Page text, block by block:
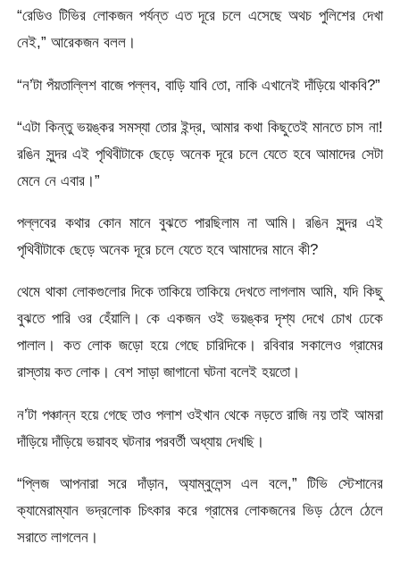
“রেডিও টিভির লোকজন পর্যন্ত এত দূরে চলে এসেছে অথচ পুলিশের দেখা
নেই,” আরেকজন বলল।
“ন’টা পঁয়তাল্লিশ বাজে পল্লব, বাড়ি যাবি তো, নাকি এখানেই দাঁড়িয়ে থাকবি?”
“এটা কিন্তু ভয়ঙ্কর সমস্যা তোর ইন্দ্র, আমার কথা কিছুতেই মানতে চাস না!
রঙিন সুন্দর এই পৃথিবীটাকে ছেড়ে অনেক দূরে চলে যেতে হবে আমাদের সেটা
মেনে নে এবার।”
পল্লবের কথার কোন মানে বুঝতে পারছিলাম না আমি। রঙিন সুন্দর এই
পৃথিবীটাকে ছেড়ে অনেক দূরে চলে যেতে হবে আমাদের মানে কী?
থেমে থাকা লোকগুলোর দিকে তাকিয়ে তাকিয়ে দেখতে লাগলাম আমি, যদি কিছু
বুঝতে পারি ওর হেঁয়ালি। কে একজন ওই ভয়ঙ্কর দৃশ্য দেখে চোখ ঢেকে
পালাল। কত লোক জড়ো হয়ে গেছে চারিদিকে। রবিবার সকালেও গ্রামের
রাস্তায় কত লোক। বেশ সাড়া জাগানো ঘটনা বলেই হয়তো।
ন’টা পঞ্চান্ন হয়ে গেছে তাও পলাশ ওইখান থেকে নড়তে রাজি নয় তাই আমরা
দাঁড়িয়ে দাঁড়িয়ে ভয়াবহ ঘটনার পরবর্তী অধ্যায় দেখছি।
“প্লিজ আপনারা সরে দাঁড়ান, অ্যাম্বুলেন্স এল বলে,” টিভি স্টেশানের
ক্যামেরাম্যান ভদ্রলোক চিৎকার করে গ্রামের লোকজনের ভিড় ঠেলে ঠেলে
সরাতে লাগলেন।